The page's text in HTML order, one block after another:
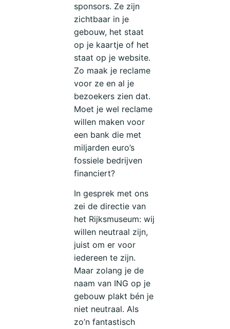
sponsors. Ze zijn
zichtbaar in je
gebouw, het staat
op je kaartje of het
staat op je website.
Zo maak je reclame
voor ze en al je
bezoekers zien dat.
Moet je wel reclame
willen maken voor
een bank die met
miljarden euro’s
fossiele bedrijven
financiert?
In gesprek met ons
zei de directie van
het Rijksmuseum: wij
willen neutraal zijn,
juist om er voor
iedereen te zijn.
Maar zolang je de
naam van ING op je
gebouw plakt bén je
niet neutraal. Als
zo’n fantastisch